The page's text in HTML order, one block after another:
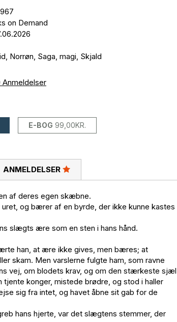
on Demand
Norrøn, Saga, magi, Skjald
Anmeldelser
E-BOG 99,00KR.
af deres egen skæbne.
og bærer af en byrde, der ikke kunne kastes
slægts ære som en sten i hans hånd.
han, at ære ikke gives, men bæres; at
skam. Men varslerne fulgte ham, som ravne
vej, om blodets krav, og om den stærkeste
tjente konger, mistede brødre, og stod i haller
sig fra intet, og havet åbne sit gab for de
hans hjerte, var det slægtens stemmer, der
ANMELDELSER